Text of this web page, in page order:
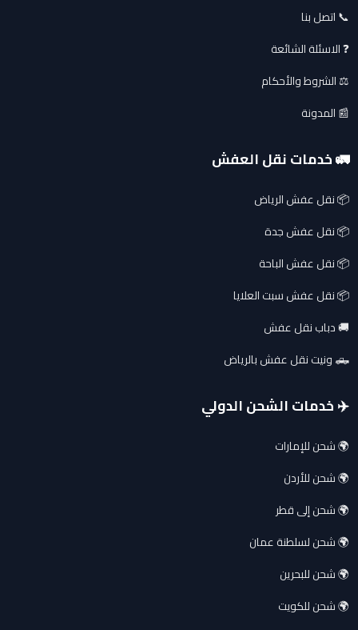
📞 اتصل بنا
❓ الاسئلة الشائعة
⚖️ الشروط والأحكام
📰 المدونة
🚛 خدمات نقل العفش
📦 نقل عفش الرياض
📦 نقل عفش جدة
📦 نقل عفش الباحة
📦 نقل عفش سبت العلايا
🚚 دباب نقل عفش
🛻 ونيت نقل عفش بالرياض
✈️ خدمات الشحن الدولي
🌍 شحن للإمارات
🌍 شحن للأردن
🌍 شحن إلى قطر
🌍 شحن لسلطنة عمان
🌍 شحن للبحرين
🌍 شحن للكويت